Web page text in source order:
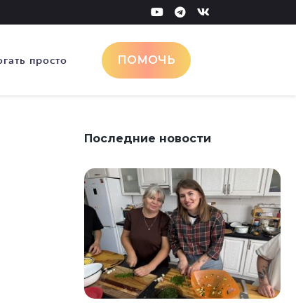
просто ПОМОЧЬ
Последние новости